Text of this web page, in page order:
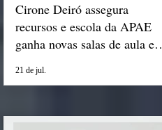
Cirone Deiró assegura
recursos e escola da APAE
ganha novas salas de aula em
21 de jul.